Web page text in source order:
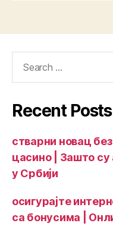
Recent Posts
стварни новац
цасино | Зашто су
у Србији
осигурајте
са бонусима |